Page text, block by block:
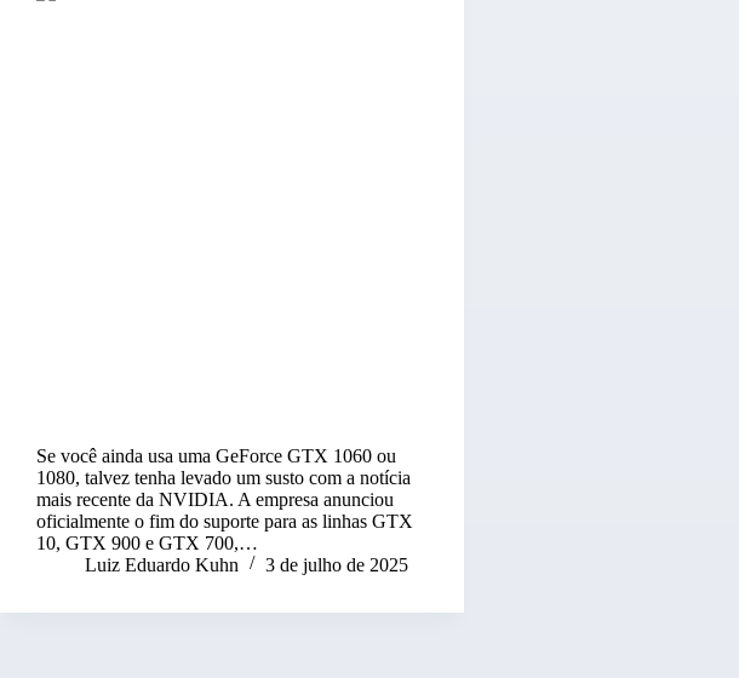
Se você ainda usa uma GeForce GTX 1060 ou
1080, talvez tenha levado um susto com a notícia
mais recente da NVIDIA. A empresa anunciou
oficialmente o fim do suporte para as linhas GTX
10, GTX 900 e GTX 700,…
Luiz Eduardo Kuhn
3 de julho de 2025